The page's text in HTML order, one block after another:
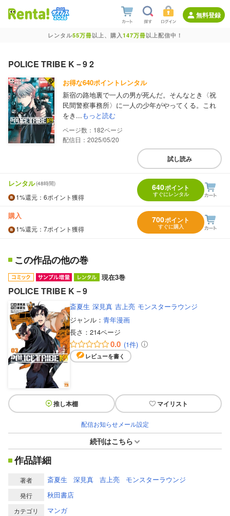
無料登録
レンタル55万冊以上、購入147万冊以上配信中！
POLICE TRIBE K－9 2
お得な640ポイントレンタル
新宿の路地裏で一人の男が死んだ。そんなとき〈祝
民間警察事務所〉に一人の少年がやってくる。これ
をき...もっと読む
182
配信日：2025/05/20
試し読み
レンタル(48時間)
1%還元 ：6ポイント獲得
640ポイント
すぐにレンタル
購入
1%還元 ：7ポイント獲得
700ポイント
すぐに購入
この作品の他の巻
現在3巻
POLICE TRIBE K－9
斎夏生 深見真 吉上亮 モンスターラウンジ
ジャンル： 青年漫画
長さ： 214ページ
0.0 (1件)
レビューを書く
推し本棚 マイリスト
配信お知らせメール設定
続刊はこちら
作品詳細
著者 斎夏生 深見真 吉上亮 モンスターラウンジ
発行 秋田書店
カテゴリ マンガ